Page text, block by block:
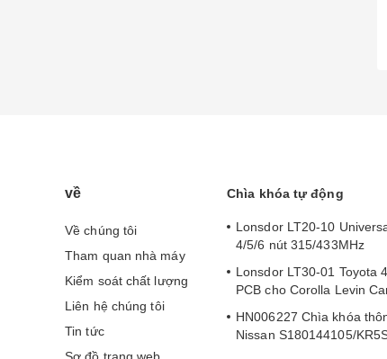
về
Về chúng tôi
Tham quan nhà máy
Kiểm soát chất lượng
Liên hệ chúng tôi
Tin tức
Chìa khóa tự động
Lonsdor LT20-10
4/5/6 nút 315/433MHz
Lonsdor LT30-01 Toyota
PCB cho Corolla Levin
HN006227 Chìa khóa
Nissan S180144105/